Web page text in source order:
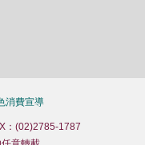
消費宣導
：(02)2785-1787